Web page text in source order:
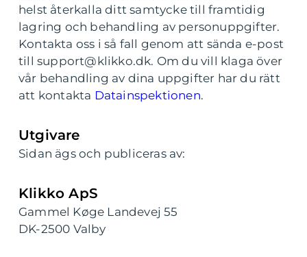
helst återkalla ditt samtycke till framtidig
lagring och behandling av personuppgifter.
Kontakta oss i så fall genom att sända e-post
till support@klikko.dk. Om du vill klaga över
vår behandling av dina uppgifter har du rätt
att kontakta Datainspektionen.
Utgivare
Sidan ägs och publiceras av:
Klikko ApS
Gammel Køge Landevej 55
DK-2500 Valby